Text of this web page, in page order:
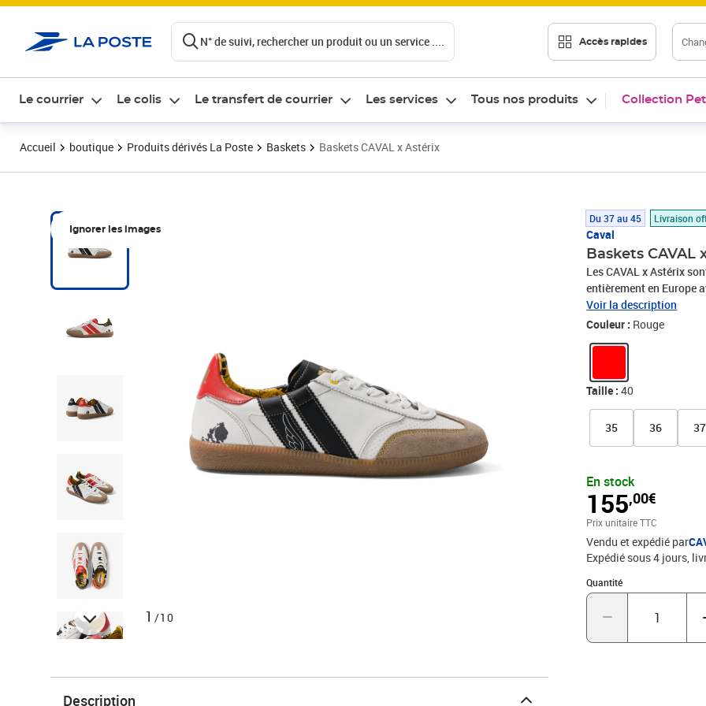
N° de suivi, rechercher un produit ou un service .... Accès rapides
Le courrier Le colis Le transfert de courrier Les services Tous nos produits Collection
Accueil boutique Produits dérivés La Poste Baskets Baskets CAVAL x Astérix
Ignorer les images
1 /10
Du 37 au 45 Livraison
Caval
Baskets CAVAL
Les CAVAL x Astérix
entièrement en Europe
Par Toutatis ! Dans un
sneakers à la gloire du
détails asymétriques
inversés… Potion
Voir la description
Couleur : Rouge
Taille :40
35 36 37
En stock
155,00€
Prix 155,00€
Prix unitaire TTC
Vendu et expédié par
Expédié sous 4 jours
Quantité
Quantité : 1
Description